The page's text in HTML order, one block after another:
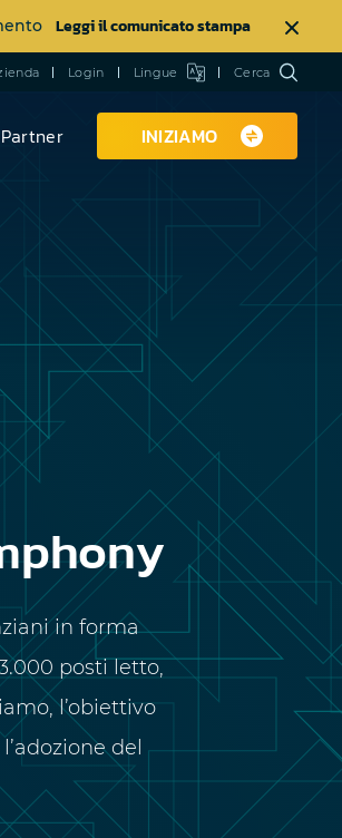
Leggi il comunicato stampa
Login Lingue Cerca
Partner INIZIAMO
in forma
posti letto,
l’obiettivo
del